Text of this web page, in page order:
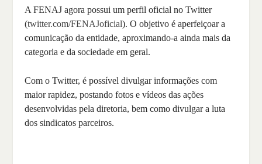
A FENAJ agora possui um perfil oficial no Twitter
(twitter.com/FENAJoficial). O objetivo é aperfeiçoar a
comunicação da entidade, aproximando-a ainda mais da
categoria e da sociedade em geral.
Com o Twitter, é possível divulgar informações com
maior rapidez, postando fotos e vídeos das ações
desenvolvidas pela diretoria, bem como divulgar a luta
dos sindicatos parceiros.